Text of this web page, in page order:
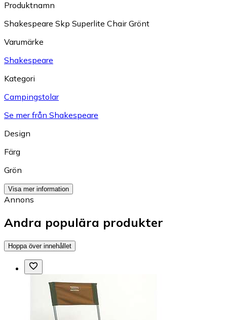
Produktnamn
Shakespeare Skp Superlite Chair Grönt
Varumärke
Shakespeare
Kategori
Campingstolar
Se mer från Shakespeare
Design
Färg
Grön
Visa mer information
Annons
Andra populära produkter
Hoppa över innehållet